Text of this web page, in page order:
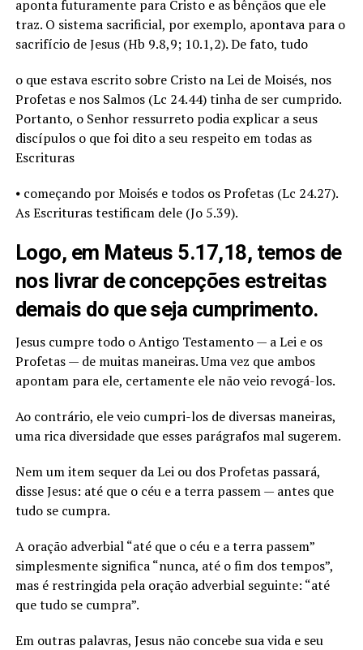
aponta futuramente para Cristo e as bênçãos que ele
traz. O sistema sacrificial, por exemplo, apontava para o
sacrifício de Jesus (Hb 9.8,9; 10.1,2). De fato, tudo
o que estava escrito sobre Cristo na Lei de Moisés, nos
Profetas e nos Salmos (Lc 24.44) tinha de ser cumprido.
Portanto, o Senhor ressurreto podia explicar a seus
discípulos o que foi dito a seu respeito em todas as
Escrituras
⦁ começando por Moisés e todos os Profetas (Lc 24.27).
As Escrituras testificam dele (Jo 5.39).
Logo, em Mateus 5.17,18, temos de
nos livrar de concepções estreitas
demais do que seja cumprimento.
Jesus cumpre todo o Antigo Testamento — a Lei e os
Profetas — de muitas maneiras. Uma vez que ambos
apontam para ele, certamente ele não veio revogá-los.
Ao contrário, ele veio cumpri-los de diversas maneiras,
uma rica diversidade que esses parágrafos mal sugerem.
Nem um item sequer da Lei ou dos Profetas passará,
disse Jesus: até que o céu e a terra passem — antes que
tudo se cumpra.
A oração adverbial “até que o céu e a terra passem”
simplesmente significa “nunca, até o fim dos tempos”,
mas é restringida pela oração adverbial seguinte: “até
que tudo se cumpra”.
Em outras palavras, Jesus não concebe sua vida e seu